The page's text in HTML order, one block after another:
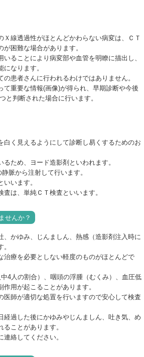
Ｘ線透過性がほとんどかわらない病変は、ＣＴ
困難な場合があります。
いることにより病変部や血管を明瞭に描出し、
なります。
患者さんに行われるわけではありません。
て重要な情報(画像)が得られ、早期診断や今後
と判断された場合に行います。
白く見えるようにして診断し易くするためのお
ため、ヨード造影剤といわれます。
脈から注射して行います。
います。
は、単純ＣＴ検査といいます。
せんか？
、かゆみ、じんましん、熱感（造影剤注入時に
治療を必要としない軽度のものがほとんどで
4人の割合）、咽頭の浮腫（むくみ）、血圧低
用が起こることがあります。
医師が適切な処置を行いますので安心して検査
経過した後にかゆみやじんましん、吐き気、め
ことがあります。
絡してください。